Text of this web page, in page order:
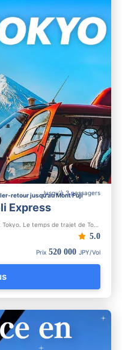
Jusqu'à 3 passagers
retour jusqu'au Mont Fuji
Express
5.0
Prix 520 000 JPY/Vol